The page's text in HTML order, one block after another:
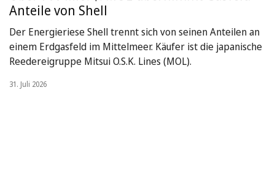
Anteile von Shell
Der Energieriese Shell trennt sich von seinen Anteilen an
einem Erdgasfeld im Mittelmeer. Käufer ist die japanische
Reedereigruppe Mitsui O.S.K. Lines (MOL).
31. Juli 2026